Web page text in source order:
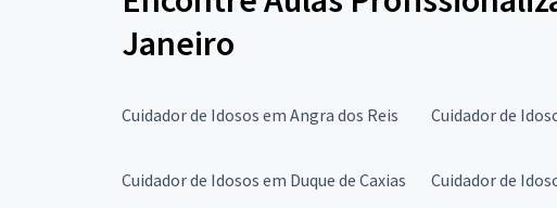
Janeiro
Cuidador de Idosos em Angra dos Reis Cuidador de
Cuidador de Idosos em Duque de Caxias
Cuidador de